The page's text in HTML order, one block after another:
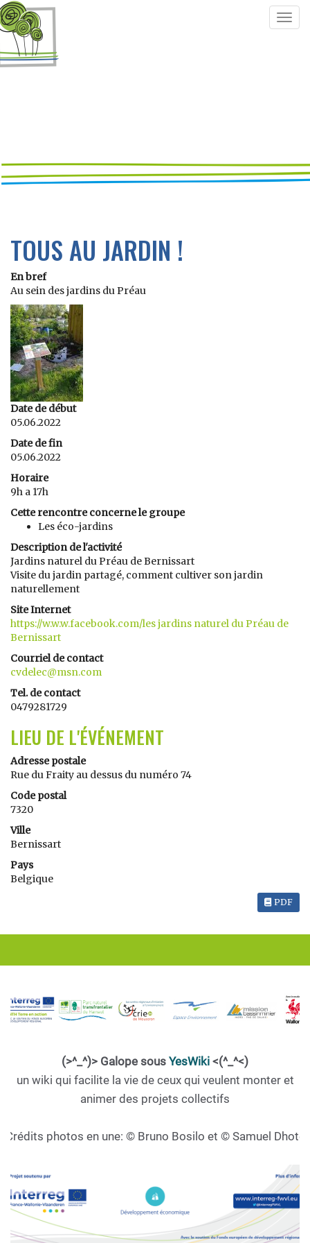
TOUS AU JARDIN !
En bref
Au sein des jardins du Préau
Date de début
05.06.2022
Date de fin
05.06.2022
Horaire
9h a 17h
Cette rencontre concerne le groupe
Les éco-jardins
Description de l'activité
Jardins naturel du Préau de Bernissart
Visite du jardin partagé, comment cultiver son jardin
naturellement
Site Internet
https://w.w.w.facebook.com/les jardins naturel du Préau de
Bernissart
Courriel de contact
cvdelec@msn.com
Tel. de contact
0479281729
LIEU DE L'ÉVÉNEMENT
Adresse postale
Rue du Fraity au dessus du numéro 74
Code postal
7320
Ville
Bernissart
Pays
Belgique
PDF